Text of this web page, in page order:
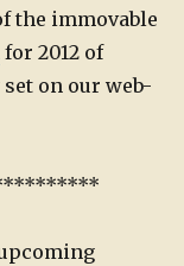
the immovable
for 2012 of
on our web-